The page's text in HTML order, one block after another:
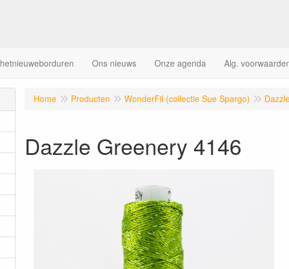
hetnieuweborduren Ons nieuws Onze agenda Alg.
Home Producten WonderFil (collectie Sue Spargo)
Dazzle Greenery 4146